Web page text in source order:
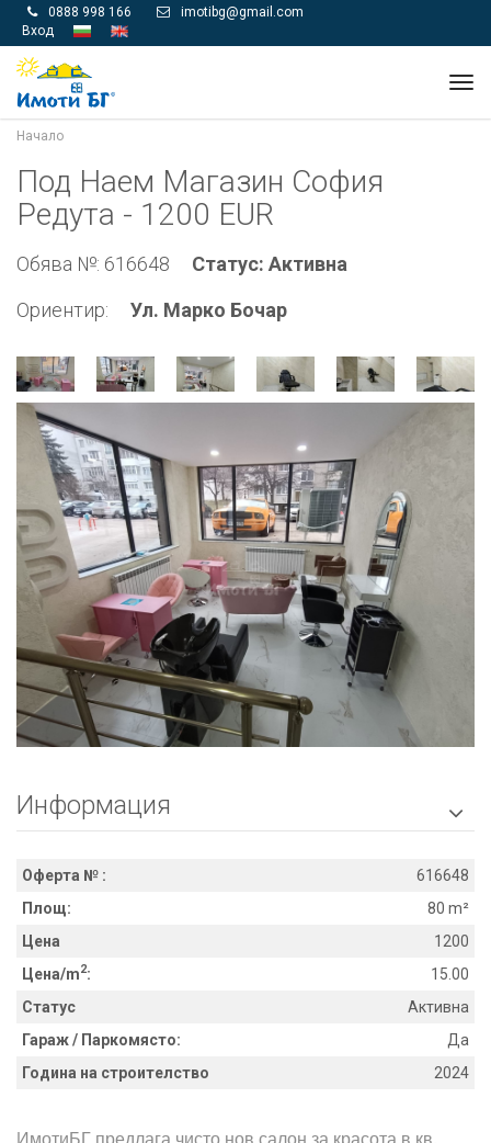
 0888 998 166 
imotibg@gmail.com
Вход
Начало
Под Наем Магазин София
Редута - 1200 EUR
Обява №: 616648
Статус: Активна
Ориентир:
Ул. Марко Бочар
Информация 
Оферта № :
616648
Площ:
80 m²
Цена
1200
Цена/m2:
15.00
Статус
Активна
Гараж / Паркомясто:
Да
Година на строителство
2024
ИмотиБГ предлага чисто нов салон за красота в кв.